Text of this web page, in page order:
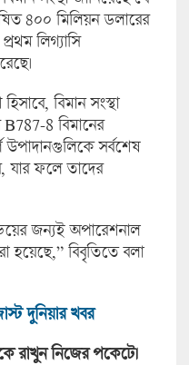
৪০০ মিলিয়ন ডলারের
লিগ্যাসি
বিমান সংস্থা
B787-8 বিমানের
উপাদানগুলিকে সর্বশেষ
যার ফলে তাদের
জন্যই অপারেশনাল
হয়েছে,” বিবৃতিতে বলা
দুনিয়ার খবর
রাখুন নিজের পকেটে।